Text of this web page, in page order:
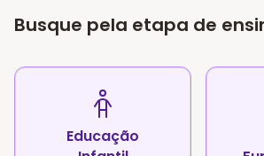
Busque pela etapa de
Educação